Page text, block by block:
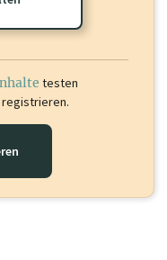
testen
registrieren.